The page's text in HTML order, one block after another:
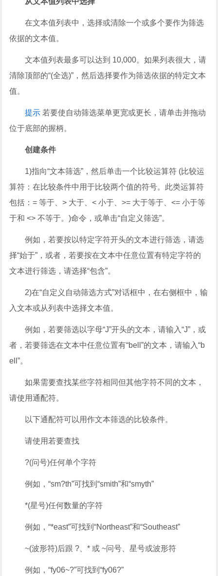
在文本值列表中，选择或清除一个或多个要作为筛选
依据的文本值。
文本值列表最多可以达到 10,000。如果列表很大，请
清除顶部的“(全选)”，然后选择要作为筛选依据的特定文本
值。
提示 若要使自动筛选菜单更宽或更长，请单击并拖动
位于底部的握柄。
创建条件
1)指向“文本筛选”，然后单击一个比较运算符 (比较运
算符：在比较条件中用于比较两个值的符号。此类运算符
包括：= 等于、> 大于、< 小于、>= 大于等于、<= 小于等
于和 <> 不等于。)命令，或单击“自定义筛选”。
例如，若要按以特定字符开头的文本进行筛选，请选
择“始于”，或者，若要按在文本中任意位置有特定字符的
文本进行筛选，请选择“包含”。
2)在“自定义自动筛选方式”对话框中，在右侧框中，输
入文本或从列表中选择文本值。
例如，若要筛选以字母“J”开头的文本，请输入“J”，或
者，若要筛选在文本中任意位置有“bell”的文本，请输入“b
ell”。
如果需要查找某些字符相同但其他字符不同的文本，
请使用通配符。
以下通配符可以用作文本筛选的比较条件。
请使用若要查找
?(问号)任何单个字符
例如，“sm?th”可找到“smith”和“smyth”
*(星号)任何数量的字符
例如，“*east”可找到“Northeast”和“Southeast”
~(波形符)后跟 ?、* 或 ~问号、星号或波形符
例如，“fy06~?”可找到“fy06?”